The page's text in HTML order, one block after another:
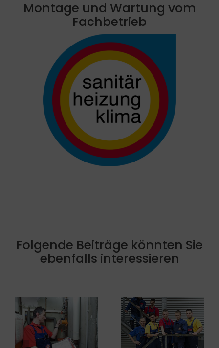
Montage und Wartung vom
Fachbetrieb
Folgende Beiträge könnten Sie
ebenfalls interessieren